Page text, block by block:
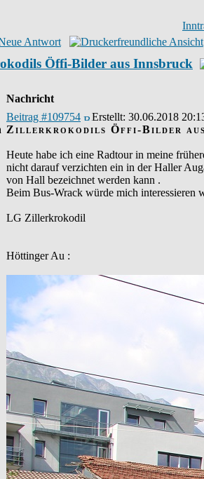
Öffi-Bilder aus Innsbruck
Nachricht
Beitrag #109754 Erstellt: 30.06.2018
Zillerkrokodils Öffi-Bilder aus
Heute habe ich eine Radtour in meine
nicht darauf verzichten ein in der Haller
von Hall bezeichnet werden kann .
Beim Bus-Wrack würde mich interessieren
LG Zillerkrokodil
Höttinger Au :